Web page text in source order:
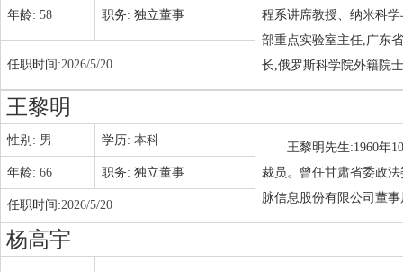
程系讲席教授、纳米科
部重点实验室主任,广东
长,俄罗斯科学院外籍院
年龄: 58 职务: 独立董事
任职时间:2026/5/20
王黎明
性别: 男 学历: 本科
王黎明先生:1960年
裁员。曾任甘肃省委政
脉信息股份有限公司董
年龄: 66 职务: 独立董事
任职时间:2026/5/20
杨高宇